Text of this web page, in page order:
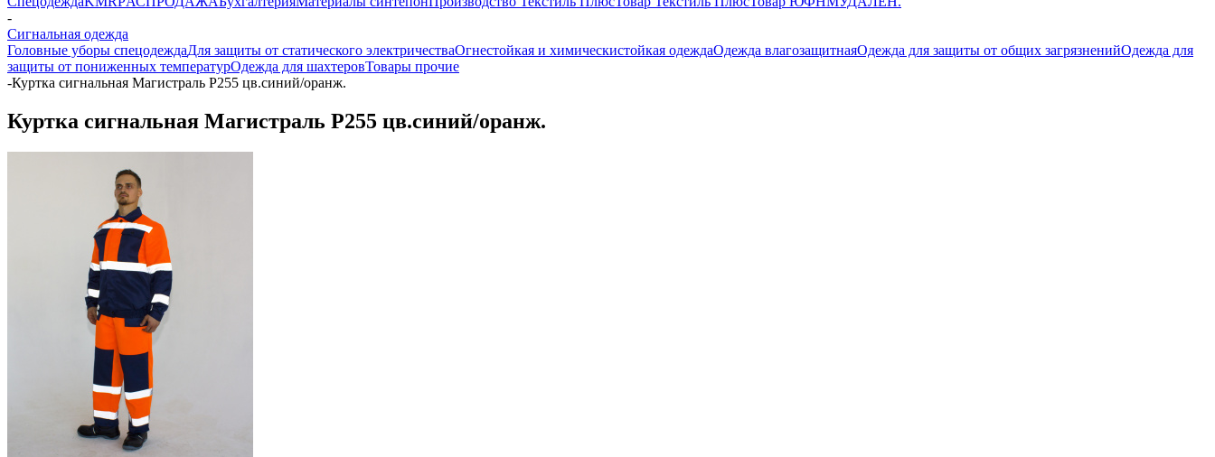
-
Сигнальная одежда
Головные уборы спецодеждаДля защиты от статического электричестваОгнестойкая и химическистойкая одеждаОдежда влагозащитнаяОдежда для защиты от общих загрязненийОдежда для
защиты от пониженных температурОдежда для шахтеровТовары прочие
-Куртка сигнальная Магистраль Р255 цв.синий/оранж.
Куртка сигнальная Магистраль Р255 цв.синий/оранж.